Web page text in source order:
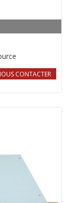
CONTACTER